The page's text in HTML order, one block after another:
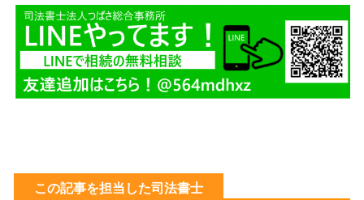
この記事を担当した司法書士